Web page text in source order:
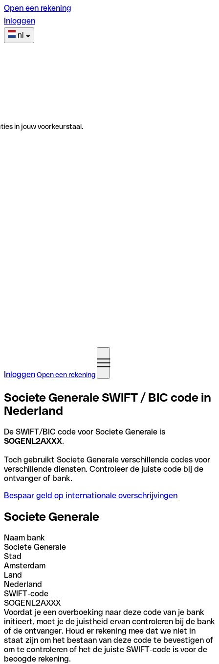
Open een rekening
Inloggen
nl
in jouw voorkeurstaal.
InloggenOpen een rekening
Societe Generale SWIFT / BIC code in
Nederland
De SWIFT/BIC code voor Societe Generale is
SOGENL2AXXX.
Toch gebruikt Societe Generale verschillende codes voor
verschillende diensten. Controleer de juiste code bij de
ontvanger of bank.
Bespaar geld op internationale overschrijvingen
Societe Generale
Naam bank
Societe Generale
Stad
Amsterdam
Land
Nederland
SWIFT-code
SOGENL2AXXX
Voordat je een overboeking naar deze code van je bank
initieert, moet je de juistheid ervan controleren bij de bank
of de ontvanger. Houd er rekening mee dat we niet in
staat zijn om het bestaan van deze code te bevestigen of
om te controleren of het de juiste SWIFT-code is voor de
beoogde rekening.